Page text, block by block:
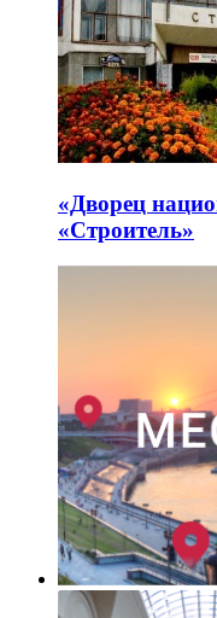
«Дворец
«Строитель»